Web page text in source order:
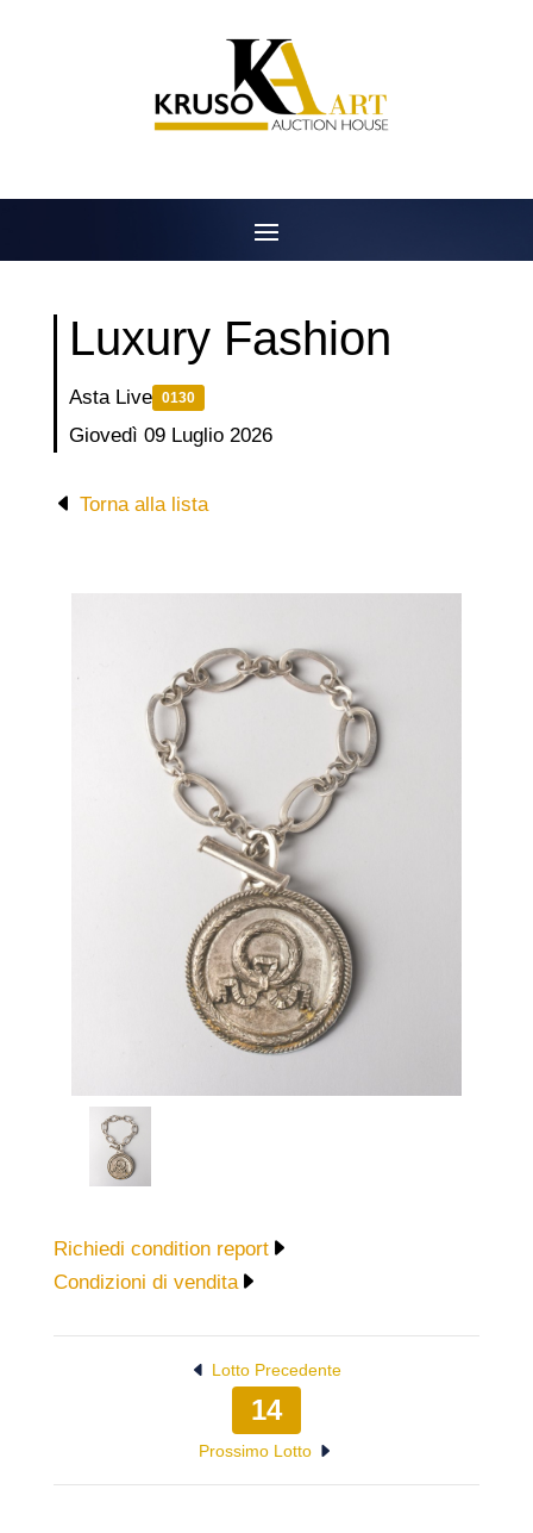
Luxury Fashion
Asta Live 0130
Giovedì 09 Luglio 2026
Torna alla lista
Richiedi condition report
Condizioni di vendita
Lotto Precedente
14
Prossimo Lotto